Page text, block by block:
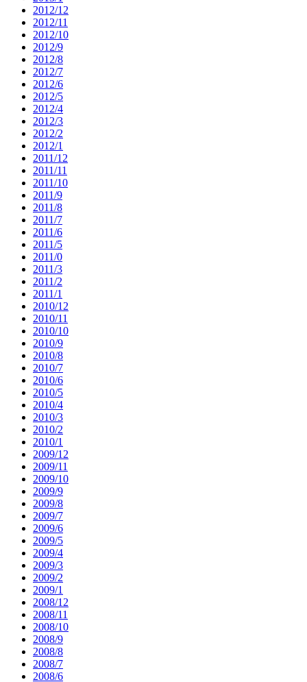
2012/12
2012/11
2012/10
2012/9
2012/8
2012/7
2012/6
2012/5
2012/4
2012/3
2012/2
2012/1
2011/12
2011/11
2011/10
2011/9
2011/8
2011/7
2011/6
2011/5
2011/0
2011/3
2011/2
2011/1
2010/12
2010/11
2010/10
2010/9
2010/8
2010/7
2010/6
2010/5
2010/4
2010/3
2010/2
2010/1
2009/12
2009/11
2009/10
2009/9
2009/8
2009/7
2009/6
2009/5
2009/4
2009/3
2009/2
2009/1
2008/12
2008/11
2008/10
2008/9
2008/8
2008/7
2008/6